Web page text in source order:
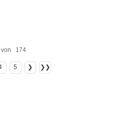
174
5 ❯ ❯❯